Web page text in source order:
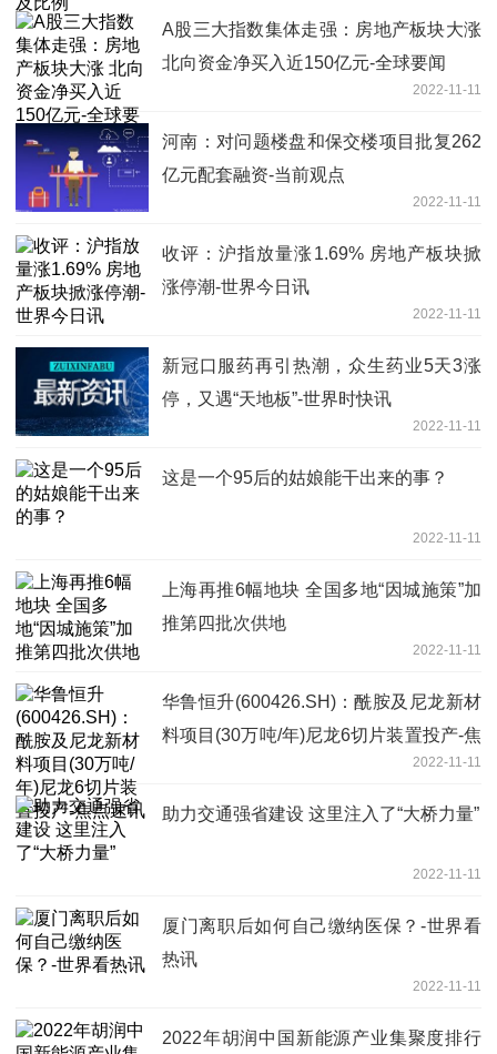
A股三大指数集体走强：房地产板块大涨
北向资金净买入近150亿元-全球要闻
2022-11-11
河南：对问题楼盘和保交楼项目批复262
亿元配套融资-当前观点
2022-11-11
收评：沪指放量涨1.69% 房地产板块掀
涨停潮-世界今日讯
2022-11-11
新冠口服药再引热潮，众生药业5天3涨
停，又遇“天地板”-世界时快讯
2022-11-11
这是一个95后的姑娘能干出来的事？
2022-11-11
上海再推6幅地块 全国多地“因城施策”加
推第四批次供地
2022-11-11
华鲁恒升(600426.SH)：酰胺及尼龙新材
料项目(30万吨/年)尼龙6切片装置投产-焦
2022-11-11
助力交通强省建设 这里注入了“大桥力量”
2022-11-11
厦门离职后如何自己缴纳医保？-世界看
热讯
2022-11-11
2022年胡润中国新能源产业集聚度排行